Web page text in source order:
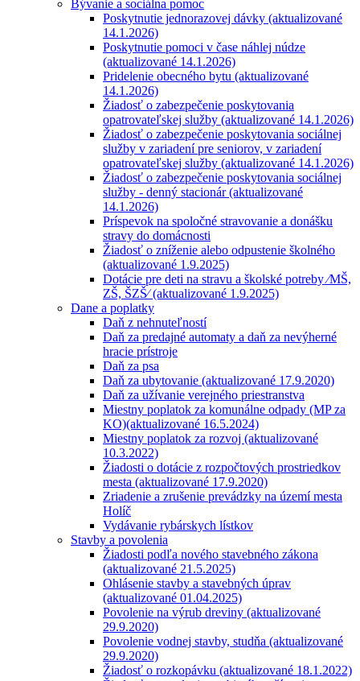
Bývanie a sociálna pomoc
Poskytnutie jednorazovej dávky (aktualizované
14.1.2026)
Poskytnutie pomoci v čase náhlej núdze
(aktualizované 14.1.2026)
Pridelenie obecného bytu (aktualizované
14.1.2026)
Žiadosť o zabezpečenie poskytovania
opatrovateľskej služby (aktualizované 14.1.2026)
Žiadosť o zabezpečenie poskytovania sociálnej
služby v zariadení pre seniorov, v zariadení
opatrovateľskej služby (aktualizované 14.1.2026)
Žiadosť o zabezpečenie poskytovania sociálnej
služby - denný stacionár (aktualizované
14.1.2026)
Príspevok na spoločné stravovanie a donášku
stravy do domácnosti
Žiadosť o zníženie alebo odpustenie školného
(aktualizované 1.9.2025)
Dotácie pre deti na stravu a školské potreby ⁄MŠ,
ZŠ, ŠZŠ⁄ (aktualizované 1.9.2025)
Dane a poplatky
Daň z nehnuteľností
Daň za predajné automaty a daň za nevýherné
hracie prístroje
Daň za psa
Daň za ubytovanie (aktualizované 17.9.2020)
Daň za užívanie verejného priestranstva
Miestny poplatok za komunálne odpady (MP za
KO)(aktualizované 16.5.2024)
Miestny poplatok za rozvoj (aktualizované
10.3.2022)
Žiadosti o dotácie z rozpočtových prostriedkov
mesta (aktualizované 17.9.2020)
Zriadenie a zrušenie prevádzky na území mesta
Holíč
Vydávanie rybárskych lístkov
Stavby a povolenia
Žiadosti podľa nového stavebného zákona
(aktualizované 21.5.2025)
Ohlásenie stavby a stavebných úprav
(aktualizované 01.04.2025)
Povolenie na výrub dreviny (aktualizované
29.9.2020)
Povolenie vodnej stavby, studňa (aktualizované
29.9.2020)
Žiadosť o rozkopávku (aktualizované 18.1.2022)